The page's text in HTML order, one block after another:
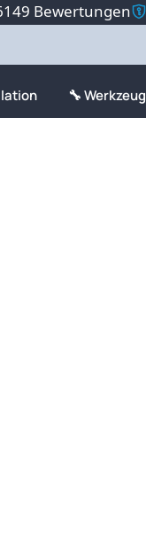
Bewertungen
🔧 Werkzeug